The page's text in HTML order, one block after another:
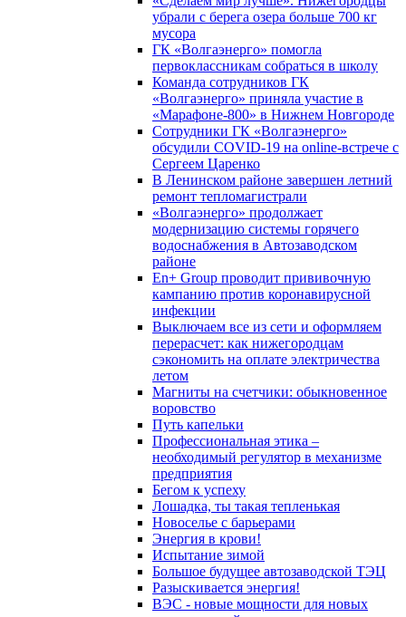
убрали с берега озера больше 700 кг
мусора
ГК «Волгаэнерго» помогла
первоклассникам собраться в школу
Команда сотрудников ГК
«Волгаэнерго» приняла участие в
«Марафоне-800» в Нижнем Новгороде
Сотрудники ГК «Волгаэнерго»
обсудили COVID-19 на online-встрече с
Сергеем Царенко
В Ленинском районе завершен летний
ремонт тепломагистрали
«Волгаэнерго» продолжает
модернизацию системы горячего
водоснабжения в Автозаводском
районе
En+ Group проводит прививочную
кампанию против коронавирусной
инфекции
Выключаем все из сети и оформляем
перерасчет: как нижегородцам
сэкономить на оплате электричества
летом
Магниты на счетчики: обыкновенное
воровство
Путь капельки
Профессиональная этика –
необходимый регулятор в механизме
предприятия
Бегом к успеху
Лошадка, ты такая тепленькая
Новоселье с барьерами
Энергия в крови!
Испытание зимой
Большое будущее автозаводской ТЭЦ
Разыскивается энергия!
ВЭС - новые мощности для новых